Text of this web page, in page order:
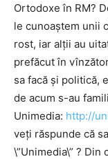
Ortodoxe în RM?
le cunoaştem unii
rost, iar alţii au
prefăcut în
sa facă şi politică,
de acum s-au
Unimedia: http://
veţi răspunde că
\”Unimedia\” ?